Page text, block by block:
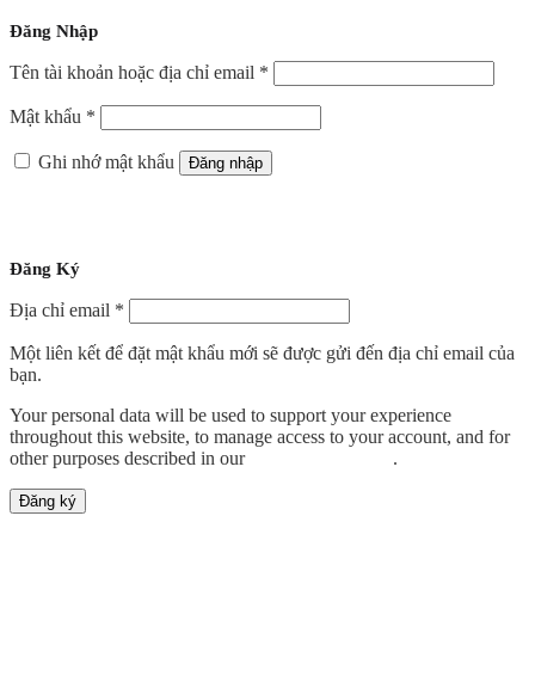
Đăng Nhập
Tên tài khoản hoặc địa chỉ email *
buộc
Mật khẩu *
buộc
Ghi nhớ mật khẩu
Đăng nhập
Đăng Ký
Địa chỉ email *
buộc
Một liên kết để đặt mật khẩu mới sẽ được gửi đến địa chỉ email của
bạn.
Your personal data will be used to support your experience
throughout this website, to manage access to your account, and for
other purposes described in our
.
Đăng ký